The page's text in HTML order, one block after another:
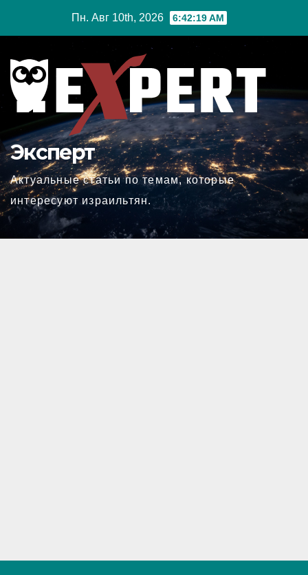
Пн. Авг 10th, 2026 6:42:20 AM
Эксперт
Актуальные статьи по темам, которые
интересуют израильтян.